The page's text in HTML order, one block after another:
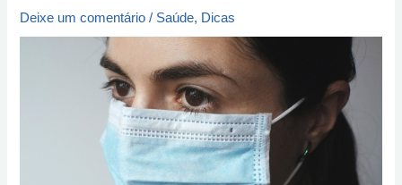
Deixe um comentário / Saúde, Dicas